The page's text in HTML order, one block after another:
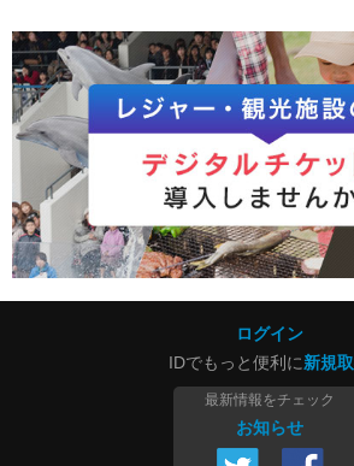
ログイン
IDでもっと便利に新規
最新情報をチェック
お知らせ